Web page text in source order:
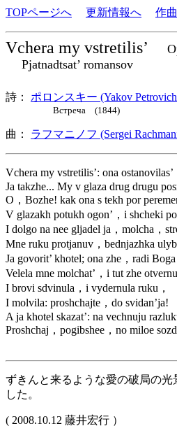
TOPページへ 更新情報へ 作
Vchera my vstretilis’
Pjatnadtsat’ romansov
詩： ポロンスキー (Yakov
Встреча (1844)
曲： ラフマニノフ (Sergei
Vchera my vstretilis’: ona ostanovilas’
Ja takzhe... My v glaza drug drugu
O，Bozhe! kak ona s tekh por
V glazakh potukh ogon’，i shcheki
I dolgo na nee gljadel ja，molcha，
Mne ruku protjanuv，bednjazhka
Ja govorit’ khotel; ona zhe，radi Boga
Velela mne molchat’，i tut zhe
I brovi sdvinula，i vydernula ruku，
I molvila: proshchajte，do svidan’ja!
A ja khotel skazat’: na vechnuju
Proshchaj，pogibshee，no miloe
ずきんと来るような愛の破局の
した。
( 2008.10.12 藤井宏行 ）